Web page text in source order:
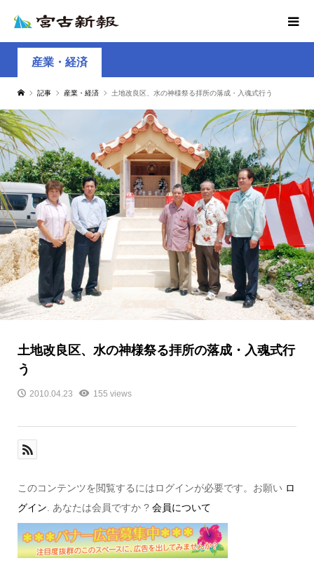
産業・経済
記事 産業・経済 土地改良区、水の神様祭る拝所の落成・入魂式行う
土地改良区、水の神様祭る拝所の落成・入魂式行
う
2010.04.23 155 views
このコンテンツを閲覧するにはログインが必要です。お願い ロ
グイン . あなたは会員ですか ? 会員について